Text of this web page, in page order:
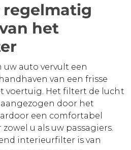
regelmatig
het
auto vervult een
van een frisse
voertuig. Het filtert de lucht
door het
een comfortabel
u als uw passagiers.
interieurfilter is van